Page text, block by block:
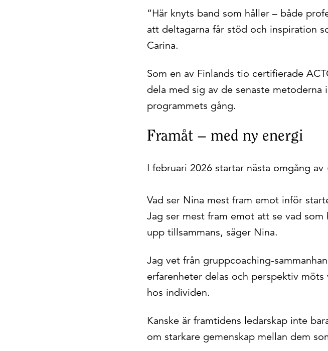
”Här knyts band som håller – både
att deltagarna får stöd och inspiration
Carina.
Som en av Finlands tio certifierade
dela med sig av de senaste
programmets gång.
Framåt – med ny energi
I februari 2026 startar nästa omgång av
Vad ser Nina mest fram emot inför
Jag ser mest fram emot att se vad
upp tillsammans, säger Nina.
Jag vet från gruppcoaching-
erfarenheter delas och perspektiv
hos individen.
Kanske är framtidens ledarskap inte
om starkare gemenskap mellan dem